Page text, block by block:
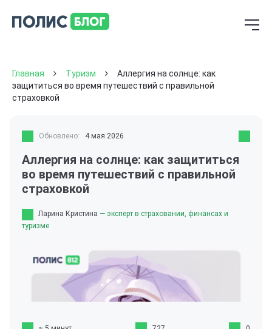
Главная Туризм
Аллергия на солнце: как
защититься во время путешествий с правильной
страховкой
Обновлено: 4 мая 2026
Аллергия на солнце: как защититься
во время путешествий с правильной
страховкой
Ларина Кристина — эксперт в страховании, финансах и
туризме